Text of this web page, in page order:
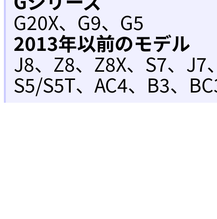
G20X、G9、G5
2013年以前のモデル
J8、Z8、Z8X、S7、J7
S5/S5T、AC4、B3、